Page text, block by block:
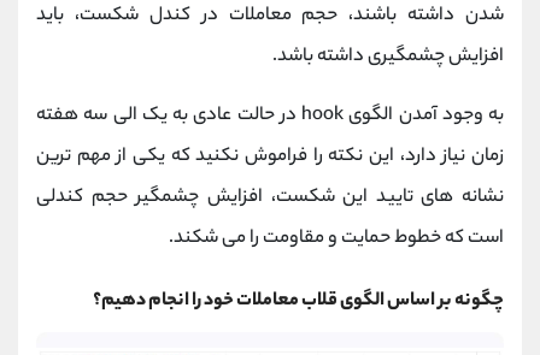
شدن داشته باشند، حجم معاملات در کندل شکست، باید
افزایش چشمگیری داشته باشد.
به وجود آمدن الگوی hook در حالت عادی به یک الی سه هفته
زمان نیاز دارد، این نکته را فراموش نکنید که یکی از مهم ترین
نشانه های تایید این شکست، افزایش چشمگیر حجم کندلی
است که خطوط حمایت و مقاومت را می شکند.
چگونه بر اساس الگوی قلاب معاملات خود را انجام دهیم؟